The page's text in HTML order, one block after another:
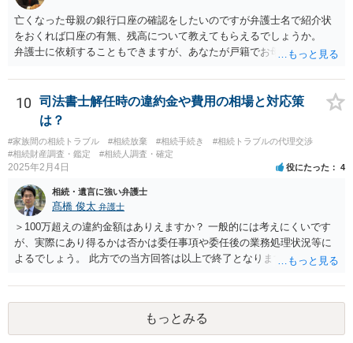
亡くなった母親の銀行口座の確認をしたいのですが弁護士名で紹介状
をおくれば口座の有無、残高について教えてもらえるでしょうか。
弁護士に依頼することもできますが、あなたが戸籍でお母さんの相続
高は教えてくれると思います。 自分ではよくわからないということ
であれば、弁護士に相談し依頼されたら良いと思います。
10
司法書士解任時の違約金や費用の相場と対応策
は？
#家族間の相続トラブル #相続放棄 #相続手続き
#相続トラブルの代理交渉
#相続財産調査・鑑定
#相続人調査・確定
2025年2月4日 役にたった 4
相続・遺言に強い弁護士
髙橋 俊太 弁護士
＞100万超えの違約金額はありえますか？ 一般的には考えにくいです
が、実際にあり得るかは否かは委任事項や委任後の業務処理状況等に
よるでしょう。 此方での当方回答は以上で終了となりますが、参考に
もっとみる